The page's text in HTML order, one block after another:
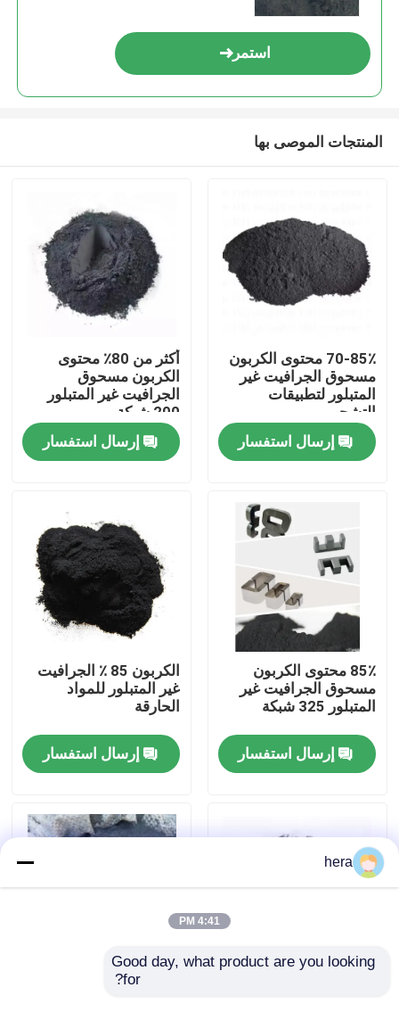
منتجات
معلومات عنا
جولة في المعمل
مراقبة الجودة
اتصل بنا
أخبار
حالات
استمر
المنتجات الموصى بها
70-85٪ محتوى الكربون
مسحوق الجرافيت غير
المتبلور لتطبيقات
التشحيم
إرسال استفسار
أكثر من 80٪ محتوى
الكربون مسحوق
الجرافيت غير المتبلور
200 شبكة
إرسال استفسار
85٪ محتوى الكربون
مسحوق الجرافيت غير
المتبلور 325 شبكة
إرسال استفسار
الكربون 85 ٪ الجرافيت
غير المتبلور للمواد
الحارقة
إرسال استفسار
FC 80 ٪ مسحوق
hera
4:41 PM
Good day, what product are you looking
for?